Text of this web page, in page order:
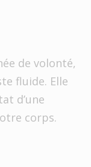
de volonté,
fluide. Elle
d’une
corps.